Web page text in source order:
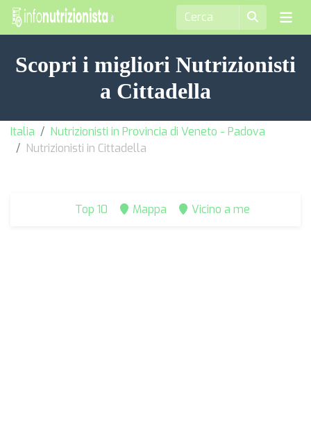
Scopri i migliori Nutrizionisti
a Cittadella
Italia
Nutrizionisti in Provincia di Veneto - Padova
Nutrizionisti in Cittadella
Top 10 Mappa Vicino a me